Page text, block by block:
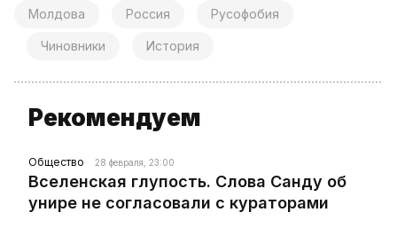
Молдова Россия Русофобия
Чиновники История
Рекомендуем
Общество 28 февраля, 23:00
Вселенская глупость. Слова Санду об
унире не согласовали с кураторами